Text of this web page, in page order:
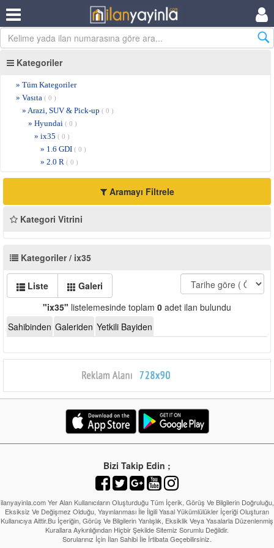
Kategoriler
» Tüm Kategoriler
» Vasıta ( 0 )
» Arazi, SUV & Pick-up ( 0 )
» Hyundai ( 0 )
» ix35 ( 0 )
» 1.6 GDI ( 0 )
» 2.0 R ( 0 )
Aramayı Filtrele
Kategori Vitrini
Kategoriler / ix35
Liste
Galeri
"ix35" listelemesinde toplam 0 adet ilan bulundu
Sahibinden Galeriden Yetkili Bayiden
Bizi Takip Edin ;
ilanyayinla.com Yer Alan Kullanıcıların Oluşturduğu Tüm İçerik, Görüş Ve Bilgilerin Doğruluğu,
Eksiksiz Ve Değişmez Olduğu, Yayınlanması İle İlgili Yasal Yükümlülükler İçeriği Oluşturan
Kullanıcıya Aittir.Bu İçeriğin, Görüş Ve Bilgilerin Yanlışlık, Eksiklik Veya Yasalarla Düzenlenmiş
Kurallara Aykırılığından Hiçbir Şekilde Sitemiz Sorumlu Değildir.
Sorularınız İçin İlan Sahibi İle İrtibata Geçebilirsiniz.